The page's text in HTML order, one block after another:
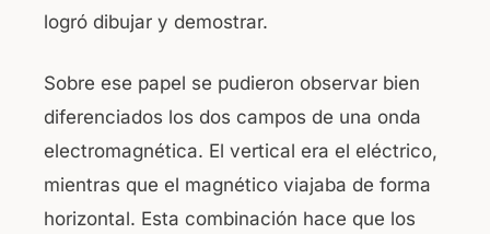
logró dibujar y demostrar.
Sobre ese papel se pudieron observar bien
diferenciados los dos campos de una onda
electromagnética. El vertical era el eléctrico,
mientras que el magnético viajaba de forma
horizontal. Esta combinación hace que los